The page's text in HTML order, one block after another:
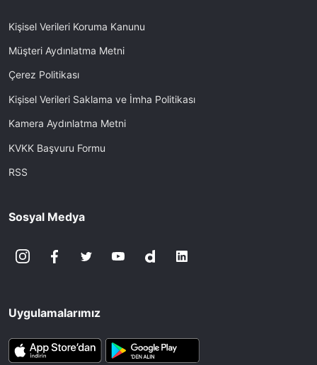
Kişisel Verileri Koruma Kanunu
Müşteri Aydınlatma Metni
Çerez Politikası
Kişisel Verileri Saklama ve İmha Politikası
Kamera Aydınlatma Metni
KVKK Başvuru Formu
RSS
Sosyal Medya
Uygulamalarımız